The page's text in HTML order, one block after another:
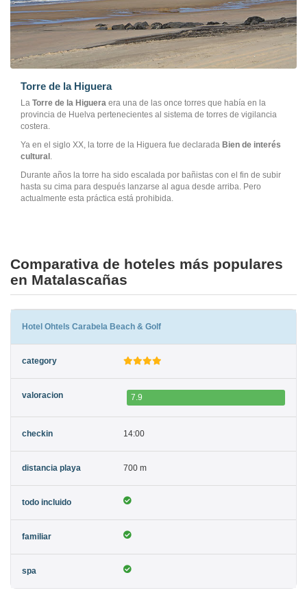
Torre de la Higuera
La Torre de la Higuera era una de las once torres que había en la
provincia de Huelva pertenecientes al sistema de torres de vigilancia
costera.
Ya en el siglo XX, la torre de la Higuera fue declarada Bien de interés
cultural .
Durante años la torre ha sido escalada por bañistas con el fin de subir
hasta su cima para después lanzarse al agua desde arriba. Pero
actualmente esta práctica está prohibida.
Comparativa de hoteles más populares
en Matalascañas
Hotel Ohtels Carabela Beach & Golf
7.9
14:00
700 m